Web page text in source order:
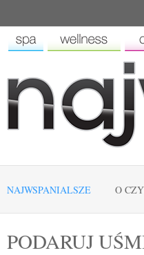
NAJWSPANIALSZE O
PODARUJ